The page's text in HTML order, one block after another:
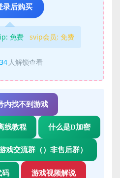
录后购买
免费 svip会员: 免费
34 人解锁查看
内找不到游戏
线教程 什么是D加密
戏交流群（）非售后群）
码 游戏视频解说